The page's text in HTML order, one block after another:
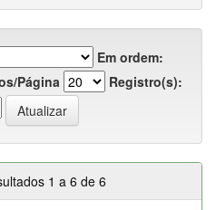
Em ordem:
Página
Registro(s):
1 a 6 de 6